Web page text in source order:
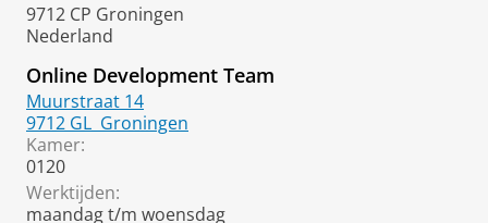
9712 CP Groningen
Nederland
Online Development Team
Muurstraat 14
9712 GL Groningen
Kamer:
0120
Werktijden:
maandag t/m woensdag